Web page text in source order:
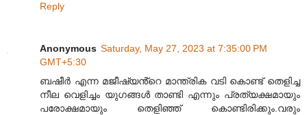
Reply
Anonymous Saturday, May 27, 2023 at 7:35:00 PM
GMT+5:30
ബഷീർ എന്ന മജീഷ്യൻ്റെ മാന്ത്രിക വടി കൊണ്ട് തെളിച്ച
നീല വെളിച്ചം യുഗങ്ങൾ താണ്ടി എന്നും പ്രത്യക്ഷമായും
പരോക്ഷമായും തെളിഞ്ഞ് കൊണ്ടിരിക്കും.വരും